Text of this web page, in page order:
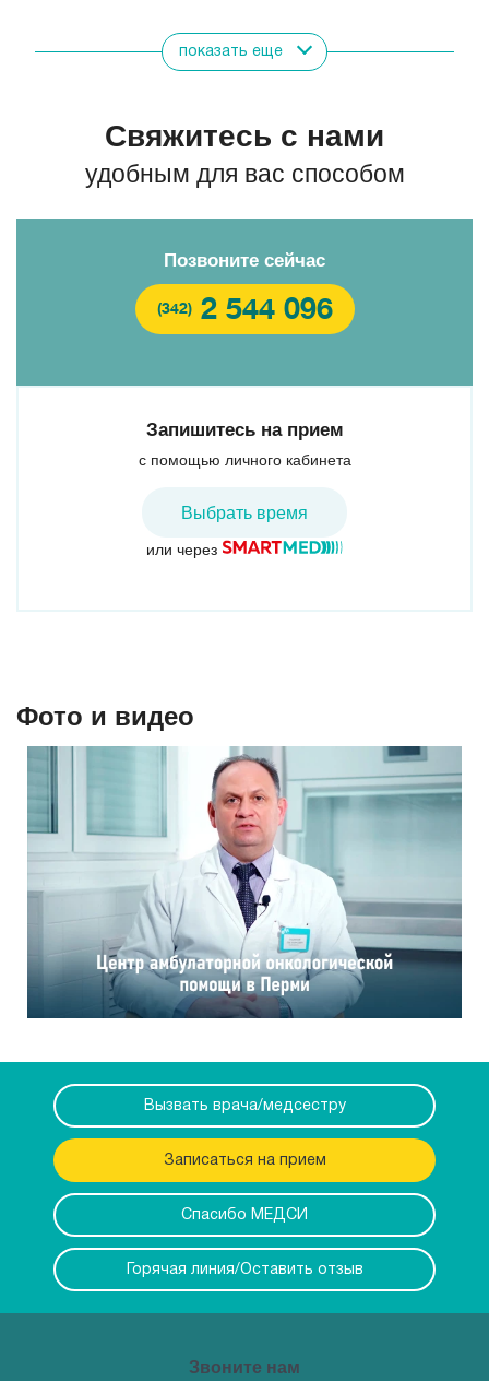
Петров Сергей Сергеевич
Врач-акушер-гинеколог, врач-онколог
Врач высшей квалификационной категории
Оболенский Александр
Андреевич
Врач-хирург, врач-онколог
показать еще
Свяжитесь с нами
удобным для вас способом
Позвоните сейчас
(342) 2 544 096
Запишитесь на прием
с помощью личного кабинета
Выбрать время
или через
Фото и видео
Вызвать врача/медсестру
Записаться на прием
Спасибо МЕДСИ
Горячая линия/Оставить отзыв
Звоните нам